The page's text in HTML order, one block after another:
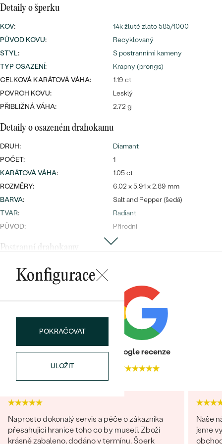
Wave kolekce
PROHLÉDNOUT
NA MÍRU
DIAMANTY
Bestsellery
OBJEVIT
PROHLÉDNOUT
Personalizované
přívěsky
Nejprodávanější
prsteny
Detaily o šperku
KOV:
14k žluté zlato 585/1000
PŮVOD KOVU:
Recyklovaný
STYL:
S postranními kameny
TYP OSAZENÍ:
Krapny (prongs)
CELKOVÁ KARÁTOVÁ VÁHA:
1.19 ct
POVRCH KOVU:
Lesklý
PŘIBLIŽNÁ VÁHA:
2.72 g
Detaily o osazeném drahokamu
DRUH:
Diamant
POČET:
1
KARÁTOVÁ VÁHA:
1.05 ct
ROZMĚRY:
6.02 x 5.91 x 2.89 mm
BARVA:
Salt and Pepper (šedá)
TVAR:
Radiant
PŮVOD:
Přírodní
Postranní drahokamy
DRUH:
POČET:
0.14 ct
3 x 1.5 mm (0.035ct)
TVAR:
Marquise
Salt and Pepper (šedá)
PŮVOD:
Konfigurace
POKRAČOVAT
ULOŽIT
Heureka recenze
4.9
Google recenze
4.7
Naprosto dokonalý servis a péče o zákazníka
přesahující hranice toho co by museli. Zboží
krásně zabaleno, dodáno v termínu. Šperk
Naše
jsme